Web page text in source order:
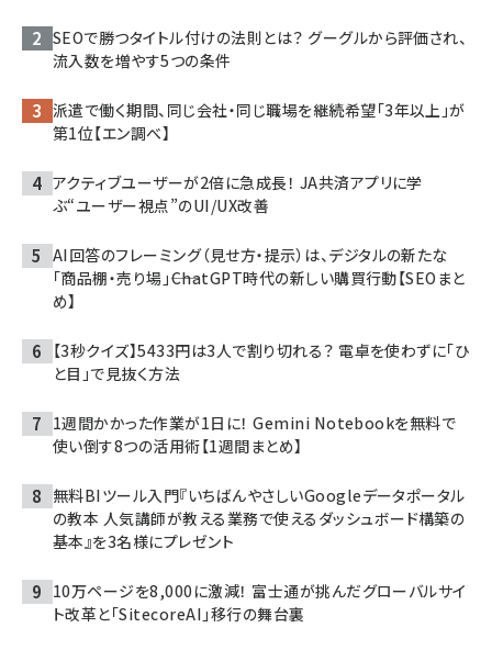
SEOで勝つタイトル付けの法則とは？ グーグルから評価され、
流入数を増やす5つの条件
派遣で働く期間、同じ会社・同じ職場を継続希望「3年以上」が
第1位【エン調べ】
アクティブユーザーが2倍に急成長！ JA共済アプリに学
ぶ“ユーザー視点”のUI/UX改善
AI回答のフレーミング（見せ方・提示）は、デジタルの新たな
「商品棚・売り場」――ChatGPT時代の新しい購買行動【SEOまと
め】
【3秒クイズ】5433円は3人で割り切れる？ 電卓を使わずに「ひ
と目」で見抜く方法
1週間かかった作業が1日に！ Gemini Notebookを無料で
使い倒す8つの活用術【1週間まとめ】
無料BIツール入門『いちばんやさしいGoogleデータポータル
の教本 人気講師が教える業務で使えるダッシュボード構築の
基本』を3名様にプレゼント
10万ページを8,000に激減！ 富士通が挑んだグローバルサイ
ト改革と「SitecoreAI」移行の舞台裏